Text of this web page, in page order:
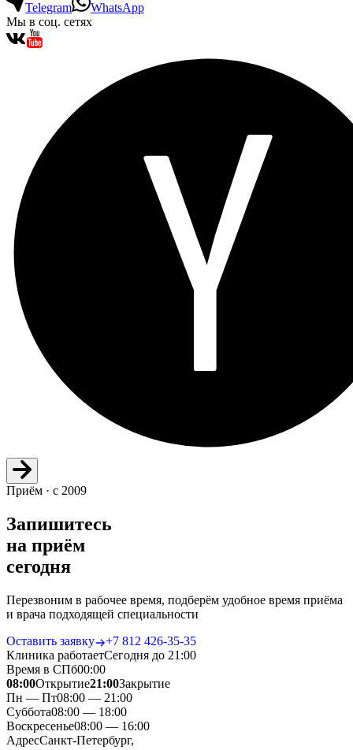
Telegram
WhatsApp
Мы в соц. сетях
Приём · с 2009
Запишитесь
на приём
сегодня
Перезвоним в рабочее время, подберём удобное время приёма
и врача подходящей специальности
Оставить заявку
+7 812 426‑35‑35
Клиника работаетСегодня до 21:00
Время в СПб00:00
08:00Открытие21:00Закрытие
Пн — Пт08:00 — 21:00
Суббота08:00 — 18:00
Воскресенье08:00 — 16:00
АдресСанкт-Петербург,